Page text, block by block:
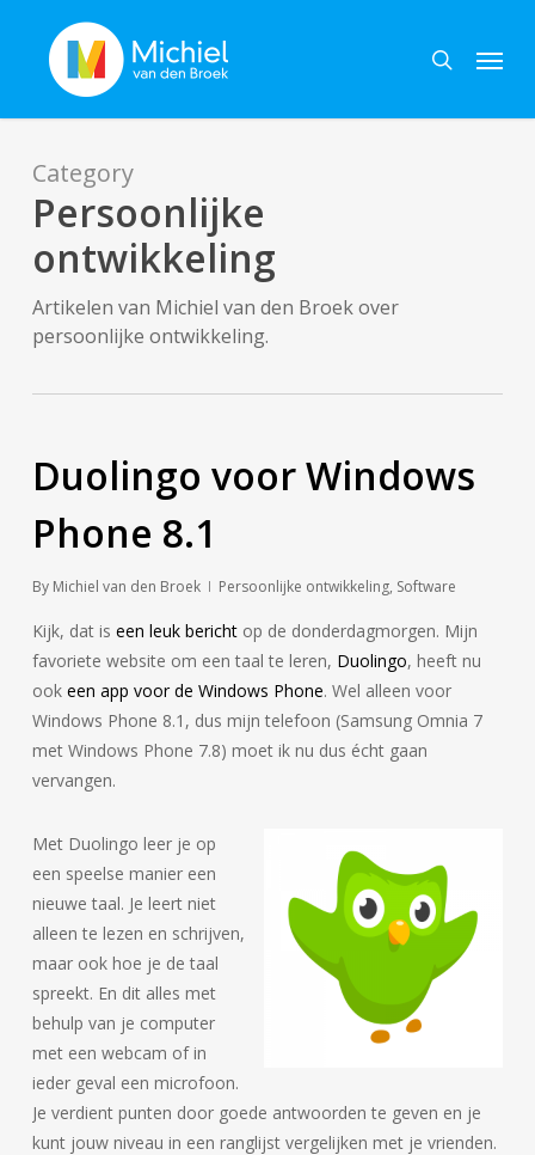
search
Menu
Category
Persoonlijke
ontwikkeling
Artikelen van Michiel van den Broek over
persoonlijke ontwikkeling.
Duolingo voor Windows
Phone 8.1
By Michiel van den Broek Persoonlijke ontwikkeling, Software
Kijk, dat is een leuk berichtop de donderdagmorgen. Mijn
favoriete website om een taal te leren, Duolingo, heeft nu
ook een app voor de Windows Phone. Wel alleen voor
Windows Phone 8.1, dus mijn telefoon (Samsung Omnia 7
met Windows Phone 7.8) moet ik nu dus écht gaan
vervangen.
Met Duolingo leer je op
een speelse manier een
nieuwe taal. Je leert niet
alleen te lezen en schrijven,
maar ook hoe je de taal
spreekt. En dit alles met
behulp van je computer
met een webcam of in
ieder geval een microfoon.
Je verdient punten door goede antwoorden te geven en je
kunt jouw niveau in een ranglijst vergelijken met je vrienden.